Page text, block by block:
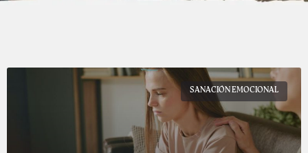
SANACIÓN EMOCIONAL